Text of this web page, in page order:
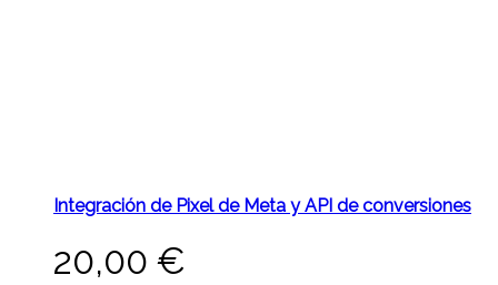
Integración de Pixel de Meta y API de conversiones
20,00 €